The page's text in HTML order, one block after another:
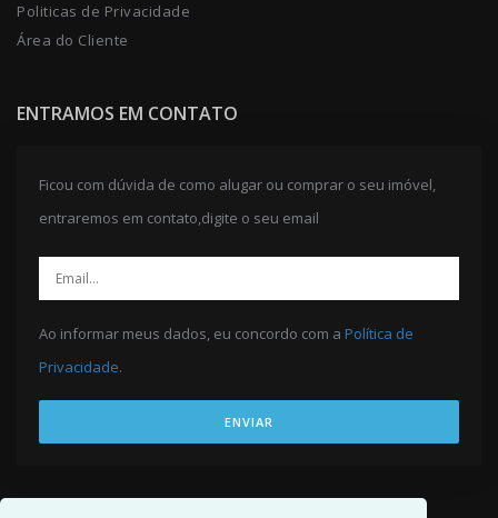
Politicas de Privacidade
Área do Cliente
ENTRAMOS EM CONTATO
Ficou com dúvida de como alugar ou comprar o seu imóvel,
entraremos em contato,digite o seu email
Ao informar meus dados, eu concordo com a Política de
Privacidade.
ENVIAR